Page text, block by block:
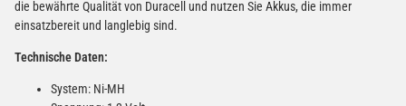
die bewährte Qualität von Duracell und nutzen Sie Akkus, die immer
einsatzbereit und langlebig sind.
Technische Daten:
System: Ni-MH